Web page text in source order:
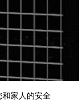
和家人的安全